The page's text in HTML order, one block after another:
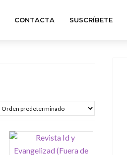
CONTACTA SUSCRÍBETE